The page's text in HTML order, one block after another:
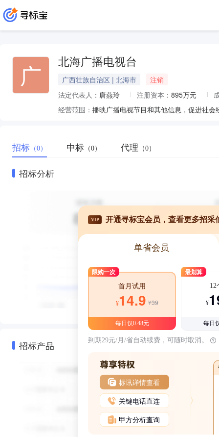
广 北海广播电视台
广西壮族自治区 | 北海市
注销
法定代表人： 唐燕玲 注册资本： 895万元
经营范围：
招标 （0） 中标 （0） 代理 （0）
招标分析
招标产品
VIP 开通寻标宝会员，查看更多招采
单省会员
限购一次
首月试用
¥14.9 ¥39
每日仅0.48元
最划算
12
¥
每日
到期29元/月/省自动续费，可随时取消。
标讯详情查看
关键电话直连
甲方分析查询